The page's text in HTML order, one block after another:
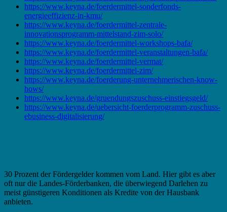
https://www.keyna.de/foerdermittel-sonderfonds-
energieeffizienz-in-kmu/
https://www.keyna.de/foerdermittel-zentrale-
innovationsprogramm-mittelstand-zim-solo/
https://www.keyna.de/foerdermittel-workshops-bafa/
https://www.keyna.de/foerdermittel-veranstaltungen-bafa/
https://www.keyna.de/foerdermittel-vermat/
https://www.keyna.de/foerdermittel-zim/
https://www.keyna.de/foerderung-unternehmerischen-know-
hows/
https://www.keyna.de/gruendungszuschuss-einstiegsgeld/
https://www.keyna.de/uebersicht-foerderprogramm-zuschuss-
ebusiness-digitalisierung/
30 Prozent der Fördergelder kommen vom Land. Hier gibt es aber
oft nur die Landes-Förderbanken, die überwiegend Darlehen zu
meist günstigeren Konditionen als Kredite von der Hausbank
anbieten.